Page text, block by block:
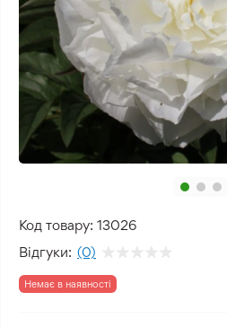
Код товару: 13026
Відгуки: (0)
Немає в наявності